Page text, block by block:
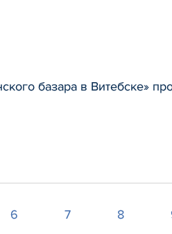
базара в Витебске»
6 7 8